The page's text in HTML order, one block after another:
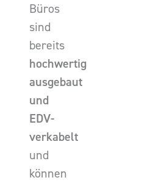
Büros
sind
bereits
hochwertig
ausgebaut
und
EDV-
verkabelt
und
können